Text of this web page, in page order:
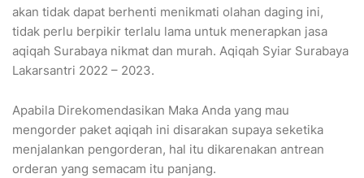
akan tidak dapat berhenti menikmati olahan daging ini,
tidak perlu berpikir terlalu lama untuk menerapkan jasa
aqiqah Surabaya nikmat dan murah. Aqiqah Syiar Surabaya
Lakarsantri 2022 – 2023.
Apabila Direkomendasikan Maka Anda yang mau
mengorder paket aqiqah ini disarakan supaya seketika
menjalankan pengorderan, hal itu dikarenakan antrean
orderan yang semacam itu panjang.